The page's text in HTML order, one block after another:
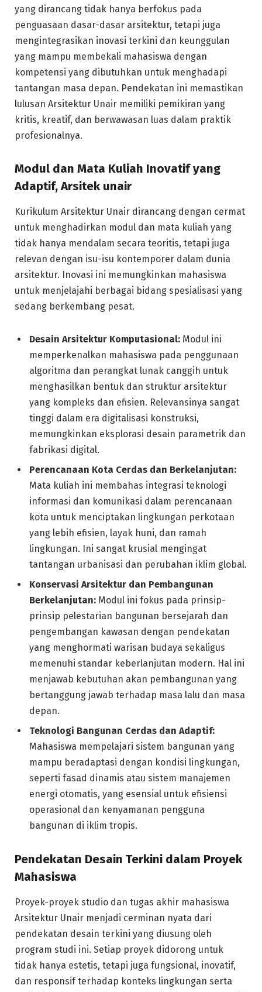
yang dirancang tidak hanya berfokus pada
penguasaan dasar-dasar arsitektur, tetapi juga
mengintegrasikan inovasi terkini dan keunggulan
yang mampu membekali mahasiswa dengan
kompetensi yang dibutuhkan untuk menghadapi
tantangan masa depan. Pendekatan ini memastikan
lulusan Arsitektur Unair memiliki pemikiran yang
kritis, kreatif, dan berwawasan luas dalam praktik
profesionalnya.
Modul dan Mata Kuliah Inovatif yang
Adaptif, Arsitek unair
Kurikulum Arsitektur Unair dirancang dengan cermat
untuk menghadirkan modul dan mata kuliah yang
tidak hanya mendalam secara teoritis, tetapi juga
relevan dengan isu-isu kontemporer dalam dunia
arsitektur. Inovasi ini memungkinkan mahasiswa
untuk menjelajahi berbagai bidang spesialisasi yang
sedang berkembang pesat.
Desain Arsitektur Komputasional: Modul ini
memperkenalkan mahasiswa pada penggunaan
algoritma dan perangkat lunak canggih untuk
menghasilkan bentuk dan struktur arsitektur
yang kompleks dan efisien. Relevansinya sangat
tinggi dalam era digitalisasi konstruksi,
memungkinkan eksplorasi desain parametrik dan
fabrikasi digital.
Perencanaan Kota Cerdas dan Berkelanjutan:
Mata kuliah ini membahas integrasi teknologi
informasi dan komunikasi dalam perencanaan
kota untuk menciptakan lingkungan perkotaan
yang lebih efisien, layak huni, dan ramah
lingkungan. Ini sangat krusial mengingat
tantangan urbanisasi dan perubahan iklim global.
Konservasi Arsitektur dan Pembangunan
Berkelanjutan: Modul ini fokus pada prinsip-
prinsip pelestarian bangunan bersejarah dan
pengembangan kawasan dengan pendekatan
yang menghormati warisan budaya sekaligus
memenuhi standar keberlanjutan modern. Hal ini
menjawab kebutuhan akan pembangunan yang
bertanggung jawab terhadap masa lalu dan masa
depan.
Teknologi Bangunan Cerdas dan Adaptif:
Mahasiswa mempelajari sistem bangunan yang
mampu beradaptasi dengan kondisi lingkungan,
seperti fasad dinamis atau sistem manajemen
energi otomatis, yang esensial untuk efisiensi
operasional dan kenyamanan pengguna
bangunan di iklim tropis.
Pendekatan Desain Terkini dalam Proyek
Mahasiswa
Proyek-proyek studio dan tugas akhir mahasiswa
Arsitektur Unair menjadi cerminan nyata dari
pendekatan desain terkini yang diusung oleh
program studi ini. Setiap proyek didorong untuk
tidak hanya estetis, tetapi juga fungsional, inovatif,
dan responsif terhadap konteks lingkungan serta